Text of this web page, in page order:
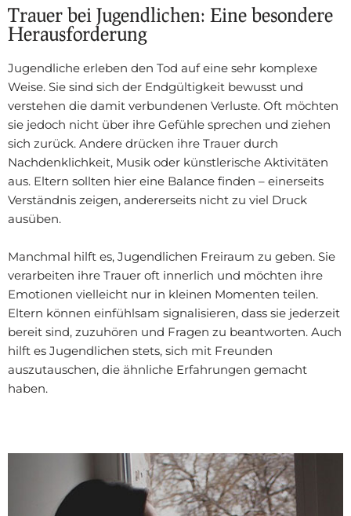
Trauer bei Jugendlichen: Eine besondere
Herausforderung
Jugendliche erleben den Tod auf eine sehr komplexe
Weise. Sie sind sich der Endgültigkeit bewusst und
verstehen die damit verbundenen Verluste. Oft möchten
sie jedoch nicht über ihre Gefühle sprechen und ziehen
sich zurück. Andere drücken ihre Trauer durch
Nachdenklichkeit, Musik oder künstlerische Aktivitäten
aus. Eltern sollten hier eine Balance finden – einerseits
Verständnis zeigen, andererseits nicht zu viel Druck
ausüben.
Manchmal hilft es, Jugendlichen Freiraum zu geben. Sie
verarbeiten ihre Trauer oft innerlich und möchten ihre
Emotionen vielleicht nur in kleinen Momenten teilen.
Eltern können einfühlsam signalisieren, dass sie jederzeit
bereit sind, zuzuhören und Fragen zu beantworten. Auch
hilft es Jugendlichen stets, sich mit Freunden
auszutauschen, die ähnliche Erfahrungen gemacht
haben.